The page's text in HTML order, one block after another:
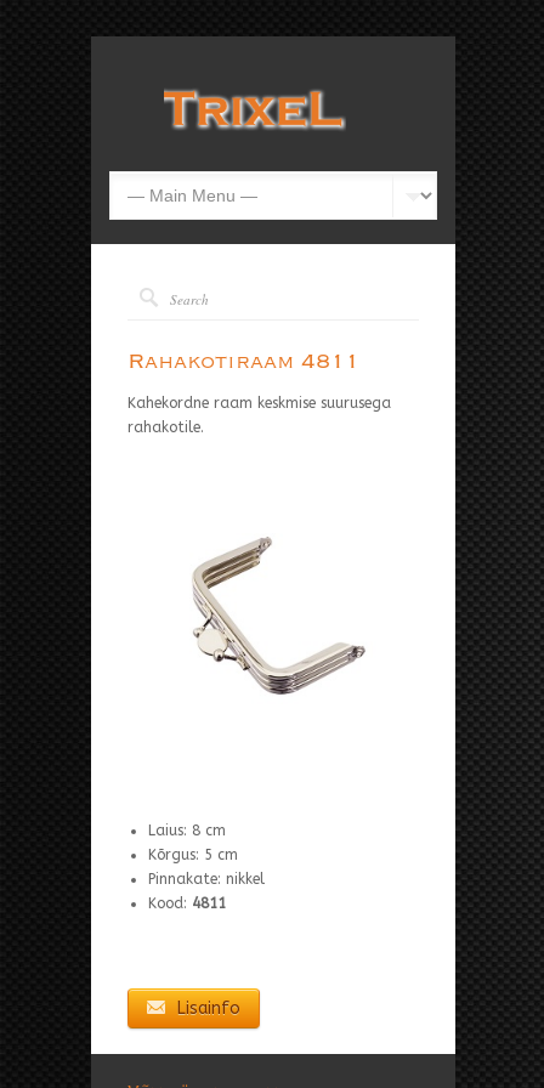
Rahakotiraam 4811
Kahekordne raam keskmise suurusega
rahakotile.
Laius: 8 cm
Kõrgus: 5 cm
Pinnakate: nikkel
Kood: 4811
Lisainfo